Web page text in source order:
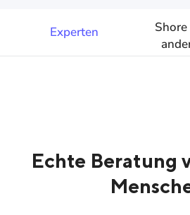
Experten
Shore
Echte Beratung